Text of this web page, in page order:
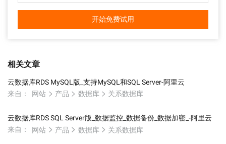
开始免费试用
相关文章
云数据库RDS MySQL版_支持MySQL和SQL Server-阿里云
来自：
网站 产品 数据库 关系数据库
云数据库RDS SQL Server版_数据监控_数据备份_数据加密_-阿里云
来自：
网站 产品 数据库 关系数据库